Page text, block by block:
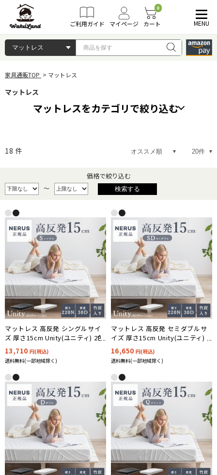
ご利用ガイド マイページ
0
カート MENU
家具通販TOP マットレス
マットレス
マットレスをカテゴリで絞り込む
18 件
価格で絞り込む
～
マットレス 高反発 シングルサイ
ズ 厚さ15cm Unity(ユニティ) 2色
対応 NERUS 正規品 ネルス
13,710 円(税込)
送料無料(一部地域除く)
マットレス 高反発 セミダブルサ
イズ 厚さ15cm Unity(ユニティ) 2
色対応 NERUS 正規品 ネルス
16,650 円(税込)
送料無料(一部地域除く)